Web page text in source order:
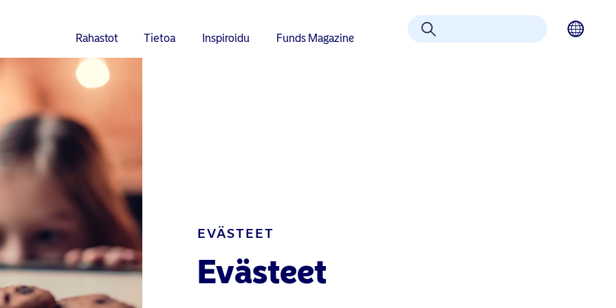
Rahastot Tietoa Inspiroidu Funds Magazine
Etsi
Evästeet
EVÄSTEET